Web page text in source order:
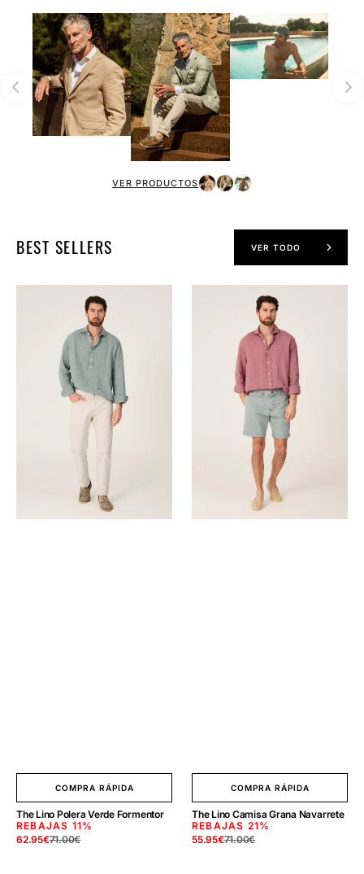
VER PRODUCTOS
BEST SELLERS VER TODO
Formentor
COMPRA RÁPIDA
The Lino Polera Verde Formentor
REBAJAS 11%
Precio
62.95€
Precio
71.00€
Navarrete
COMPRA RÁPIDA
The Lino Camisa Grana Navarrete
REBAJAS 21%
Precio
55.95€
Precio
71.00€